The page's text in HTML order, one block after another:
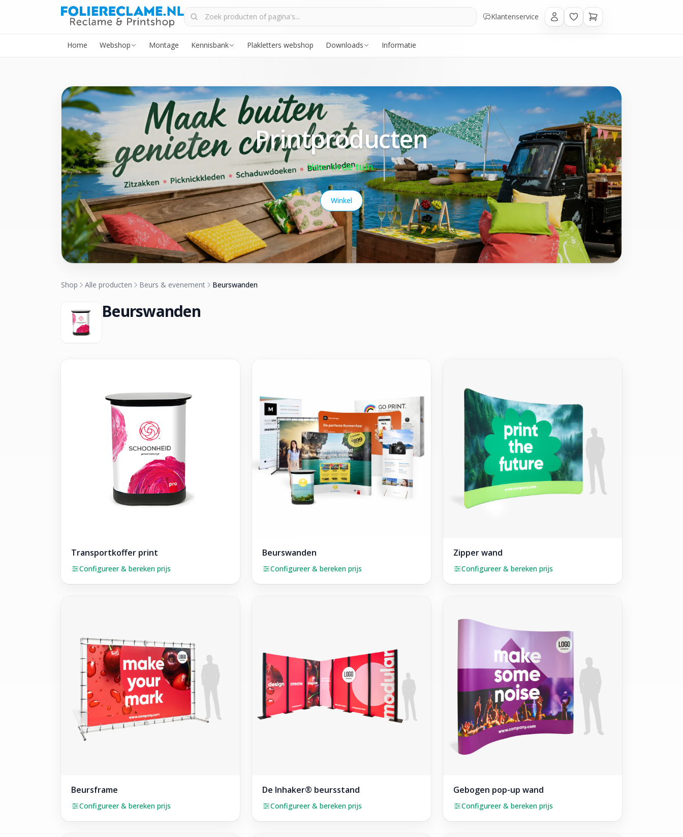
Klantenservice
Home Webshop Montage Kennisbank Plakletters webshop Downloads Informatie
Printproducten
Voor in de tuin.
Winkel
Shop Alle producten Beurs & evenement Beurswanden
Beurswanden
Transportkoffer print
Configureer & bereken prijs
Beurswanden
Configureer & bereken prijs
Zipper wand
Configureer & bereken prijs
Beursframe
Configureer & bereken prijs
De Inhaker® beursstand
Configureer & bereken prijs
Gebogen pop-up wand
Configureer & bereken prijs